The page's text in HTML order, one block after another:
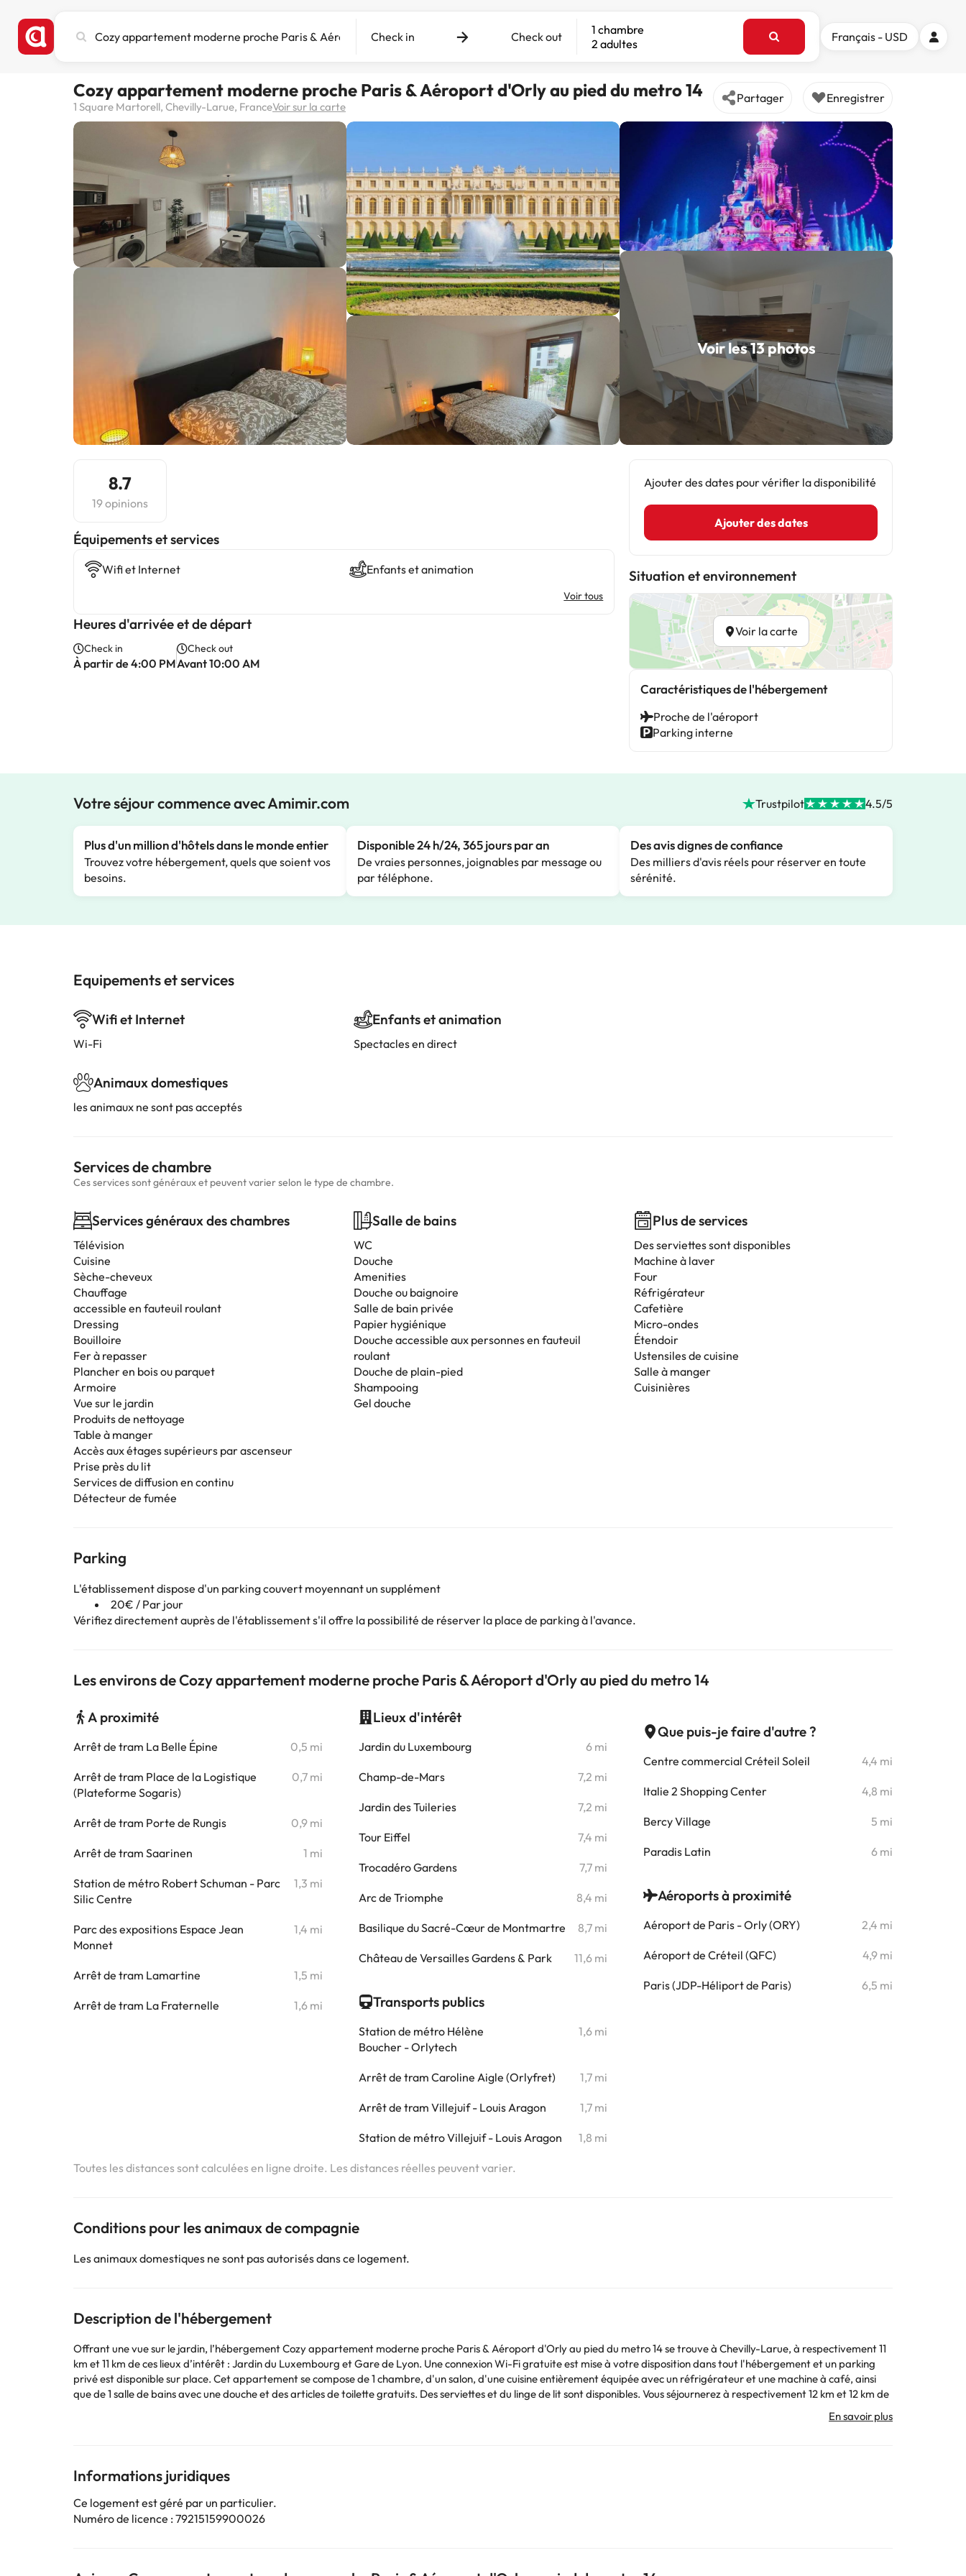
une
hôtel
ou
une
Check in Check out
1 chambre
2 adultes
Français - USD
Cozy appartement moderne proche Paris & Aéroport d'Orly au pied du metro 14
1 Square Martorell, Chevilly-Larue, FranceVoir sur la carte
Partager Enregistrer
Voir les 13 photos
8.7
19 opinions
​Équipements et services
Wifi et Internet Enfants et animation
Voir tous
Heures d'arrivée et de départ
Check in
À partir de 4:00 PM
Check out
Avant 10:00 AM
Ajouter des dates pour vérifier la disponibilité
Ajouter des dates
Situation et environnement
Voir la carte
Caractéristiques de l'hébergement
Proche de l'aéroport
Parking interne
Votre séjour commence avec Amimir.com Trustpilot 4.5/5
Plus d'un million d'hôtels dans le monde entier
Trouvez votre hébergement, quels que soient vos
besoins.
Disponible 24 h/24, 365 jours par an
De vraies personnes, joignables par message ou
par téléphone.
Des avis dignes de confiance
Des milliers d'avis réels pour réserver en toute
sérénité.
Equipements et services
Wifi et Internet
Wi-Fi
Animaux domestiques
les animaux ne sont pas acceptés
Enfants et animation
Spectacles en direct
Services de chambre
Ces services sont généraux et peuvent varier selon le type de chambre.
Services généraux des chambres
Télévision
Cuisine
Sèche-cheveux
Chauffage
accessible en fauteuil roulant
Dressing
Bouilloire
Fer à repasser
Plancher en bois ou parquet
Armoire
Vue sur le jardin
Produits de nettoyage
Table à manger
Accès aux étages supérieurs par ascenseur
Prise près du lit
Services de diffusion en continu
Détecteur de fumée
Salle de bains
WC
Douche
Amenities
Douche ou baignoire
Salle de bain privée
Papier hygiénique
Douche accessible aux personnes en fauteuil
roulant
Douche de plain-pied
Shampooing
Gel douche
Plus de services
Des serviettes sont disponibles
Machine à laver
Four
Réfrigérateur
Cafetière
Micro-ondes
Étendoir
Ustensiles de cuisine
Salle à manger
Cuisinières
Parking
L'établissement dispose d'un parking couvert moyennant un supplément
20€ / Par jour
Vérifiez directement auprès de l'établissement s'il offre la possibilité de réserver la place de parking à l'avance.
Les environs de Cozy appartement moderne proche Paris & Aéroport d'Orly au pied du metro 14
A proximité
Arrêt de tram La Belle Épine 0,5 mi
Arrêt de tram Place de la Logistique
(Plateforme Sogaris)
0,7 mi
Arrêt de tram Porte de Rungis 0,9 mi
Arrêt de tram Saarinen 1 mi
Station de métro Robert Schuman - Parc
Silic Centre
1,3 mi
Parc des expositions Espace Jean
Monnet
1,4 mi
Arrêt de tram Lamartine 1,5 mi
Arrêt de tram La Fraternelle 1,6 mi
Lieux d'intérêt
Jardin du Luxembourg 6 mi
Champ-de-Mars 7,2 mi
Jardin des Tuileries 7,2 mi
Tour Eiffel 7,4 mi
Trocadéro Gardens 7,7 mi
Arc de Triomphe 8,4 mi
Basilique du Sacré-Cœur de Montmartre 8,7 mi
Château de Versailles Gardens & Park 11,6 mi
Transports publics
Station de métro Hélène
Boucher - Orlytech
1,6 mi
Arrêt de tram Caroline Aigle (Orlyfret) 1,7 mi
Arrêt de tram Villejuif - Louis Aragon 1,7 mi
Station de métro Villejuif - Louis Aragon 1,8 mi
Que puis-je faire d'autre ?
Centre commercial Créteil Soleil 4,4 mi
Italie 2 Shopping Center 4,8 mi
Bercy Village 5 mi
Paradis Latin 6 mi
Aéroports à proximité
Aéroport de Paris - Orly (ORY) 2,4 mi
Aéroport de Créteil (QFC) 4,9 mi
Paris (JDP-Héliport de Paris) 6,5 mi
Toutes les distances sont calculées en ligne droite. Les distances réelles peuvent varier.
Conditions pour les animaux de compagnie
Les animaux domestiques ne sont pas autorisés dans ce logement.
Description de l'hébergement
Offrant une vue sur le jardin, l’hébergement Cozy appartement moderne proche Paris & Aéroport d'Orly au pied du metro 14 se trouve à Chevilly-Larue, à respectivement 11
km et 11 km de ces lieux d’intérêt : Jardin du Luxembourg et Gare de Lyon. Une connexion Wi-Fi gratuite est mise à votre disposition dans tout l'hébergement et un parking
privé est disponible sur place. Cet appartement se compose de 1 chambre, d'un salon, d'une cuisine entièrement équipée avec un réfrigérateur et une machine à café, ainsi
que de 1 salle de bains avec une douche et des articles de toilette gratuits. Des serviettes et du linge de lit sont disponibles. Vous séjournerez à respectivement 12 km et 12 km de
sont susceptibles d’être modifiées par l’hébergement. Si vous avez des questions, contactez-nous.
Informations juridiques
Ce logement est géré par un particulier.
Numéro de licence : 79215159900026